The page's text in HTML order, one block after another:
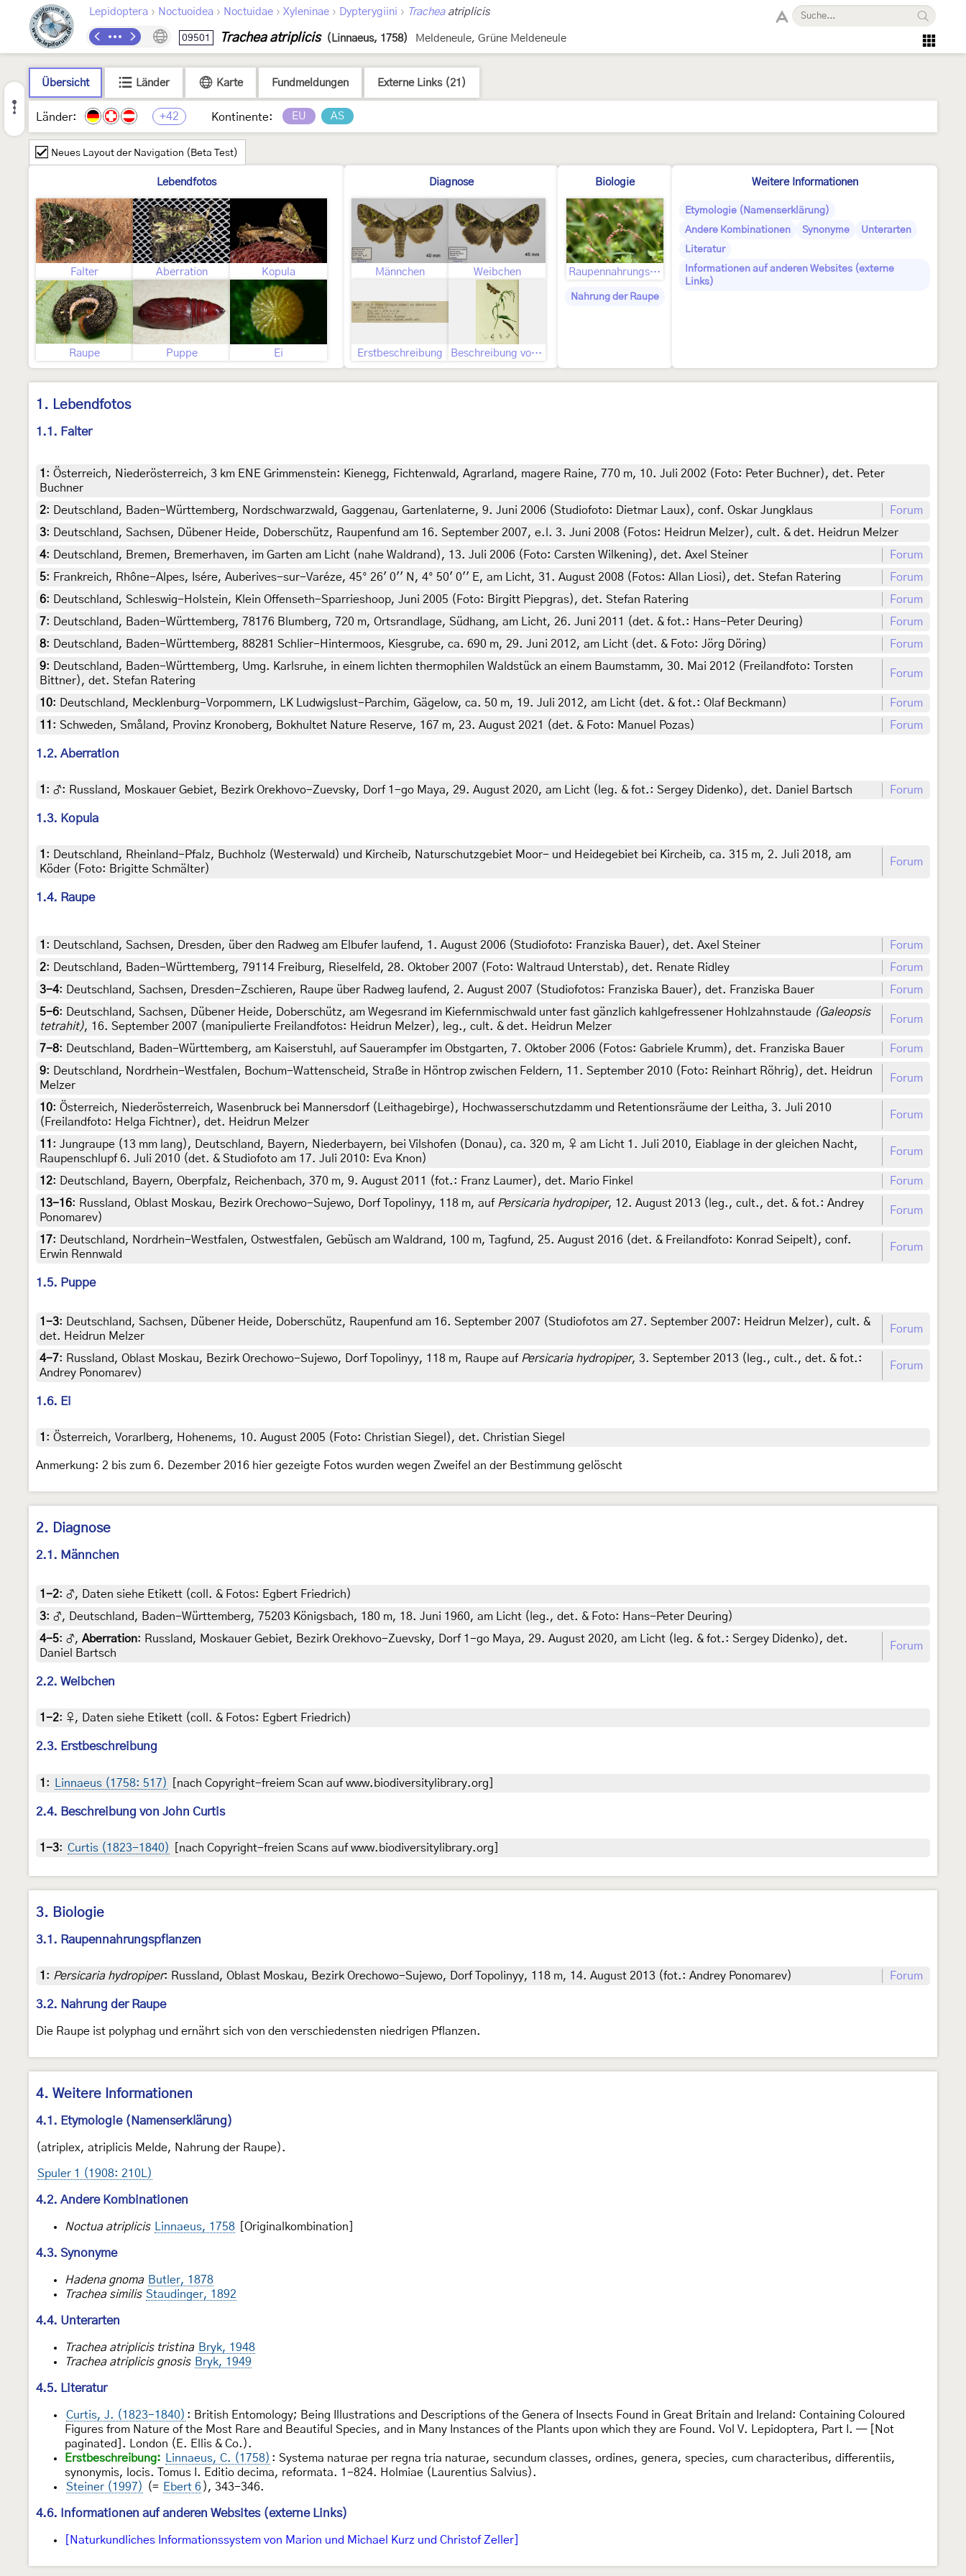
Lepidoptera › Noctuoidea › Noctuidae › Xyleninae › Dypterygiini › Tracheaatriplicis
09501 Trachea atriplicis (Linnaeus, 1758) Meldeneule, Grüne Meldeneule
Übersicht Länder Karte Fundmeldungen Externe Links (21)
Länder: +42 Kontinente: EU AS
Neues Layout der Navigation (Beta Test)
Lebendfotos
Falter Aberration Kopula
Raupe Puppe Ei
Diagnose
Männchen Weibchen
Erstbeschreibung Beschreibung von John Curtis
Biologie
Raupennahrungspflanzen
Nahrung der Raupe
Weitere Informationen
Etymologie (Namenserklärung)
Andere Kombinationen
Synonyme
Unterarten
Literatur
Informationen auf anderen Websites (externe
Links)
1. Lebendfotos
1.1. Falter
1 : Österreich, Niederösterreich, 3 km ENE Grimmenstein: Kienegg, Fichtenwald, Agrarland, magere Raine, 770 m, 10. Juli 2002 (Foto: Peter Buchner), det. Peter
Buchner
2: Deutschland, Baden-Württemberg, Nordschwarzwald, Gaggenau, Gartenlaterne, 9. Juni 2006 (Studiofoto: Dietmar Laux), conf. Oskar Jungklaus
Forum
3:
Deutschland, Sachsen, Dübener Heide, Doberschütz, Raupenfund am 16. September 2007, e.l. 3. Juni 2008 (Fotos: Heidrun Melzer), cult. & det. Heidrun Melzer
4: Deutschland, Bremen, Bremerhaven, im Garten am Licht (nahe Waldrand), 13. Juli 2006 (Foto: Carsten Wilkening), det. Axel Steiner
Forum
5: Frankreich, Rhône-Alpes, Isére, Auberives-sur-Varéze, 45° 26' 0'' N, 4° 50' 0'' E, am Licht, 31. August 2008 (Fotos: Allan Liosi), det. Stefan Ratering
Forum
6: Deutschland, Schleswig-Holstein, Klein Offenseth-Sparrieshoop, Juni 2005 (Foto: Birgitt Piepgras), det. Stefan Ratering
Forum
7: Deutschland, Baden-Württemberg, 78176 Blumberg, 720 m, Ortsrandlage, Südhang, am Licht, 26. Juni 2011 (det. & fot.: Hans-Peter Deuring)
Forum
8: Deutschland, Baden-Württemberg, 88281 Schlier-Hintermoos, Kiesgrube, ca. 690 m, 29. Juni 2012, am Licht (det. & Foto: Jörg Döring)
Forum
9:
Deutschland, Baden-Württemberg, Umg. Karlsruhe, in einem lichten thermophilen Waldstück an einem Baumstamm, 30. Mai 2012 (Freilandfoto: Torsten
Bittner), det. Stefan Ratering
Forum
10: Deutschland, Mecklenburg-Vorpommern, LK Ludwigslust-Parchim, Gägelow, ca. 50 m, 19. Juli 2012, am Licht (det. & fot.: Olaf Beckmann)
Forum
11 : Schweden, Småland, Provinz Kronoberg, Bokhultet Nature Reserve, 167 m, 23. August 2021 (det. & Foto: Manuel Pozas) Forum
1.2. Aberration
1 : ♂: Russland, Moskauer Gebiet, Bezirk Orekhovo-Zuevsky, Dorf 1-go Maya, 29. August 2020, am Licht (leg. & fot.: Sergey Didenko), det. Daniel Bartsch Forum
1.3. Kopula
1 : Deutschland, Rheinland-Pfalz, Buchholz (Westerwald) und Kircheib, Naturschutzgebiet Moor- und Heidegebiet bei Kircheib, ca. 315 m, 2. Juli 2018, am
Köder (Foto: Brigitte Schmälter)
Forum
1.4. Raupe
1 : Deutschland, Sachsen, Dresden, über den Radweg am Elbufer laufend, 1. August 2006 (Studiofoto: Franziska Bauer), det. Axel Steiner
Forum
2: Deutschland, Baden-Württemberg, 79114 Freiburg, Rieselfeld, 28. Oktober 2007 (Foto: Waltraud Unterstab), det. Renate Ridley
Forum
3-4: Deutschland, Sachsen, Dresden-Zschieren, Raupe über Radweg laufend, 2. August 2007 (Studiofotos: Franziska Bauer), det. Franziska Bauer
Forum
5-6: Deutschland, Sachsen, Dübener Heide, Doberschütz, am Wegesrand im Kiefernmischwald unter fast gänzlich kahlgefressener Hohlzahnstaude (Galeopsis
tetrahit), 16. September 2007 (manipulierte Freilandfotos: Heidrun Melzer), leg., cult. & det. Heidrun Melzer
Forum
7-8: Deutschland, Baden-Württemberg, am Kaiserstuhl, auf Sauerampfer im Obstgarten, 7. Oktober 2006 (Fotos: Gabriele Krumm), det. Franziska Bauer
Forum
9: Deutschland, Nordrhein-Westfalen, Bochum-Wattenscheid, Straße in Höntrop zwischen Feldern, 11. September 2010 (Foto: Reinhart Röhrig), det. Heidrun
Melzer
Forum
10: Österreich, Niederösterreich, Wasenbruck bei Mannersdorf (Leithagebirge), Hochwasserschutzdamm und Retentionsräume der Leitha, 3. Juli 2010
(Freilandfoto: Helga Fichtner), det. Heidrun Melzer
Forum
11 : Jungraupe (13 mm lang), Deutschland, Bayern, Niederbayern, bei Vilshofen (Donau), ca. 320 m, ♀ am Licht 1. Juli 2010, Eiablage in der gleichen Nacht,
Raupenschlupf 6. Juli 2010 (det. & Studiofoto am 17. Juli 2010: Eva Knon)
Forum
12: Deutschland, Bayern, Oberpfalz, Reichenbach, 370 m, 9. August 2011 (fot.: Franz Laumer), det. Mario Finkel
Forum
13-16: Russland, Oblast Moskau, Bezirk Orechowo-Sujewo, Dorf Topolinyy, 118 m, auf Persicaria hydropiper, 12. August 2013 (leg., cult., det. & fot.: Andrey
Ponomarev)
Forum
17: Deutschland, Nordrhein-Westfalen, Ostwestfalen, Gebüsch am Waldrand, 100 m, Tagfund, 25. August 2016 (det. & Freilandfoto: Konrad Seipelt), conf.
Erwin Rennwald
Forum
1.5. Puppe
1-3: Deutschland, Sachsen, Dübener Heide, Doberschütz, Raupenfund am 16. September 2007 (Studiofotos am 27. September 2007: Heidrun Melzer), cult. &
det. Heidrun Melzer
Forum
4-7: Russland, Oblast Moskau, Bezirk Orechowo-Sujewo, Dorf Topolinyy, 118 m, Raupe auf Persicaria hydropiper, 3. September 2013 (leg., cult., det. & fot.:
Andrey Ponomarev)
Forum
1.6. Ei
1 : Österreich, Vorarlberg, Hohenems, 10. August 2005 (Foto: Christian Siegel), det. Christian Siegel
Anmerkung: 2 bis zum 6. Dezember 2016 hier gezeigte Fotos wurden wegen Zweifel an der Bestimmung gelöscht
2. Diagnose
2.1. Männchen
1-2: ♂, Daten siehe Etikett (coll. & Fotos: Egbert Friedrich)
3: ♂, Deutschland, Baden-Württemberg, 75203 Königsbach, 180 m, 18. Juni 1960, am Licht (leg., det. & Foto: Hans-Peter Deuring)
4-5: ♂, Aberration: Russland, Moskauer Gebiet, Bezirk Orekhovo-Zuevsky, Dorf 1-go Maya, 29. August 2020, am Licht (leg. & fot.: Sergey Didenko), det.
Daniel Bartsch
Forum
2.2. Weibchen
1-2: ♀, Daten siehe Etikett (coll. & Fotos: Egbert Friedrich)
2.3. Erstbeschreibung
1 : Linnaeus (1758: 517) [nach Copyright-freiem Scan auf www.biodiversitylibrary.org]
2.4. Beschreibung von John Curtis
1-3: Curtis (1823-1840) [nach Copyright-freien Scans auf www.biodiversitylibrary.org]
3. Biologie
3.1. Raupennahrungspflanzen
1 : Persicaria hydropiper: Russland, Oblast Moskau, Bezirk Orechowo-Sujewo, Dorf Topolinyy, 118 m, 14. August 2013 (fot.: Andrey Ponomarev) Forum
3.2. Nahrung der Raupe
Die Raupe ist polyphag und ernährt sich von den verschiedensten niedrigen Pflanzen.
4. Weitere Informationen
4.1. Etymologie (Namenserklärung)
(atriplex, atriplicis Melde, Nahrung der Raupe).
Spuler 1 (1908: 210L)
4.2. Andere Kombinationen
Noctua atriplicis Linnaeus, 1758 [Originalkombination]
4.3. Synonyme
Hadena gnoma Butler, 1878
Trachea similis Staudinger, 1892
4.4. Unterarten
Trachea atriplicis tristina Bryk, 1948
Trachea atriplicis gnosis Bryk, 1949
4.5. Literatur
Curtis, J. (1823-1840) : British Entomology; Being Illustrations and Descriptions of the Genera of Insects Found in Great Britain and Ireland: Containing Coloured
Figures from Nature of the Most Rare and Beautiful Species, and in Many Instances of the Plants upon which they are Found. Vol V. Lepidoptera, Part I. — [Not
paginated]. London (E. Ellis & Co.).
Erstbeschreibung:
Linnaeus, C. (1758) : Systema naturae per regna tria naturae, secundum classes, ordines, genera, species, cum characteribus, differentiis,
synonymis, locis. Tomus I. Editio decima, reformata. 1-824. Holmiae (Laurentius Salvius).
Steiner (1997)
(= Ebert 6 ), 343-346.
4.6. Informationen auf anderen Websites (externe Links)
[Naturkundliches Informationssystem von Marion und Michael Kurz und Christof Zeller]